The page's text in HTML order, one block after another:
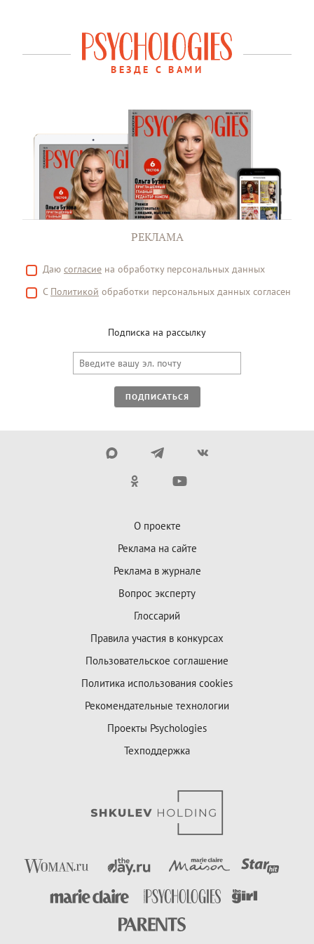
ВЕЗДЕ С ВАМИ
РЕКЛАМА
Даю согласие на обработку персональных данных
С Политикой обработки персональных данных согласен
Подписка на рассылку
ПОДПИСАТЬСЯ
О проекте
Реклама на сайте
Реклама в журнале
Вопрос эксперту
Глоссарий
Правила участия в конкурсах
Пользовательское соглашение
Политика использования cookies
Рекомендательные технологии
Проекты Psychologies
Техподдержка